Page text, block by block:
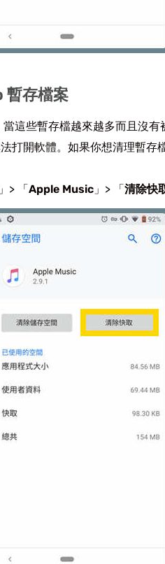
暫存檔案
這些暫存檔越來越多而且沒有
打開軟體。如果你想清理暫存
」> 「Apple Music 」> 「清除快